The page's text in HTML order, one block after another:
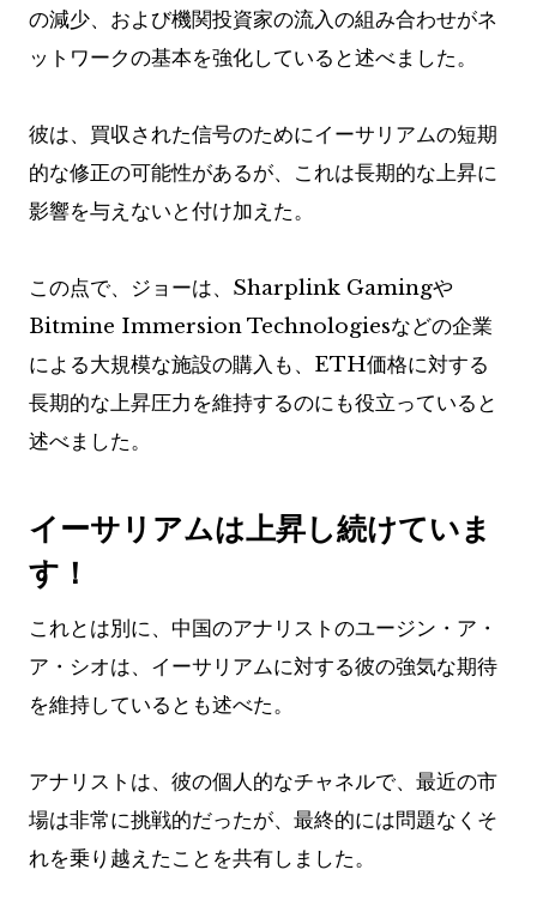
の減少、および機関投資家の流入の組み合わせがネ
ットワークの基本を強化していると述べました。
彼は、買収された信号のためにイーサリアムの短期
的な修正の可能性があるが、これは長期的な上昇に
影響を与えないと付け加えた。
この点で、ジョーは、Sharplink Gamingや
Bitmine Immersion Technologiesなどの企業
による大規模な施設の購入も、ETH価格に対する
長期的な上昇圧力を維持するのにも役立っていると
述べました。
イーサリアムは上昇し続けていま
す！
これとは別に、中国のアナリストのユージン・ア・
ア・シオは、イーサリアムに対する彼の強気な期待
を維持しているとも述べた。
アナリストは、彼の個人的なチャネルで、最近の市
場は非常に挑戦的だったが、最終的には問題なくそ
れを乗り越えたことを共有しました。